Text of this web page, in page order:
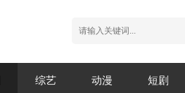
综艺 动漫 短剧